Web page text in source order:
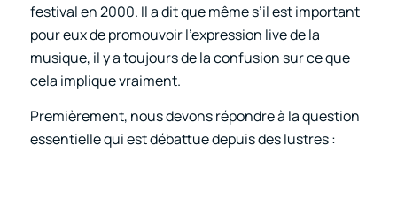
festival en 2000. Il a dit que même s’il est important
pour eux de promouvoir l’expression live de la
musique, il y a toujours de la confusion sur ce que
cela implique vraiment.
Premièrement, nous devons répondre à la question
essentielle qui est débattue depuis des lustres :